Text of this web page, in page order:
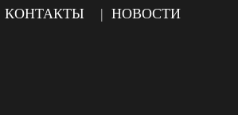
КОНТАКТЫ НОВОСТИ